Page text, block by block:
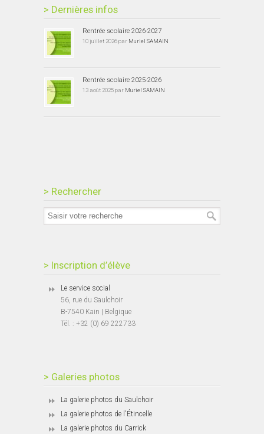
> Dernières infos
Rentrée scolaire 2026-2027
10 juillet 2026 par Muriel SAMAIN
Rentrée scolaire 2025-2026
13 août 2025 par Muriel SAMAIN
> Rechercher
> Inscription d’élève
Le service social
56, rue du Saulchoir
B-7540 Kain | Belgique
Tél. : +32 (0) 69 222733
> Galeries photos
La galerie photos du Saulchoir
La galerie photos de l'Étincelle
La galerie photos du Carrick